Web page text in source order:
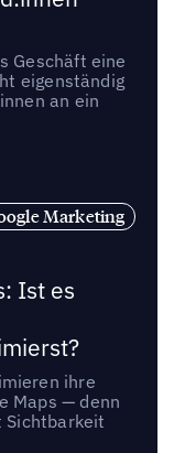
Geschäft eine
eigenständig
an ein
Marketing
Ist es
ihre
Maps — denn
Sichtbarkeit